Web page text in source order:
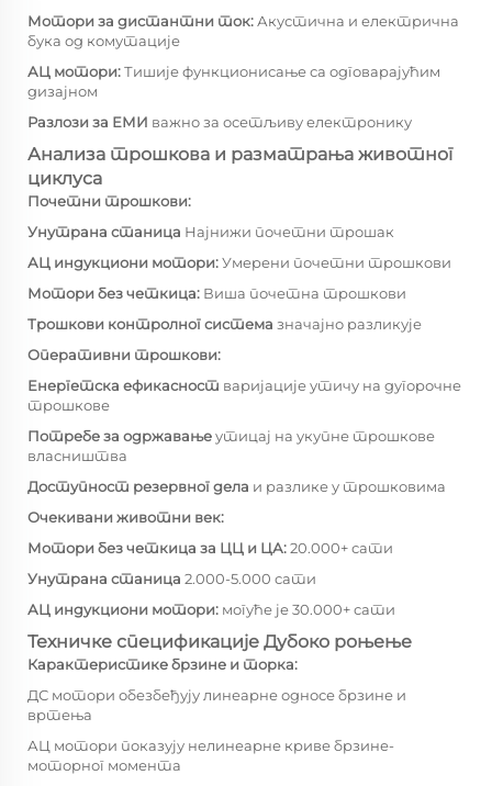
Мотори за дистантни ток: Акустична и електрична
бука од комутације
АЦ мотори:Тишије функционисање са одговарајућим
дизајном
Разлози за ЕМИ важно за осетљиву електронику
Анализа трошкова и разматрања животног
циклуса
Почетни трошкови:
Унутрана станица Најнижи почетни трошак
АЦ индукциони мотори:Умерени почетни трошкови
Мотори без четкица: Виша почетна трошкови
Трошкови контролног система значајно разликује
Оперативни трошкови:
Енергетска ефикасност варијације утичу на дугорочне
трошкове
Потребе за одржавањеутицај на укупне трошкове
власништва
Доступност резервног дела и разлике у трошковима
Очекивани животни век:
Мотори без четкица за ЦЦ и ЦА:20.000+ сати
Унутрана станица 2.000-5.000 сати
АЦ индукциони мотори: могуће је 30.000+ сати
Техничке спецификације Дубоко роњење
Карактеристике брзине и торка:
ДС мотори обезбеђују линеарне односе брзине и
вртења
АЦ мотори показују нелинеарне криве брзине-
моторног момента